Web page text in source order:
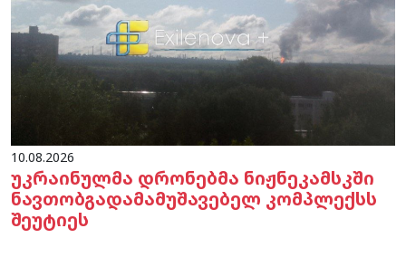
10.08.2026
უკრაინულმა დრონებმა ნიჟნეკამსკში
ნავთობგადამამუშავებელ კომპლექსს
შეუტიეს